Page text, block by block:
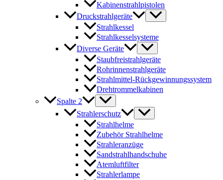
Kabinenstrahlpistolen
Druckstrahlgeräte
Strahlkessel
Strahlkesselsysteme
Diverse Geräte
Staubfreistrahlgeräte
Rohrinnenstrahlgeräte
Strahlmittel-Rückgewinnungssystem
Drehtrommelkabinen
Spalte 2
Strahlerschutz
Strahlhelme
Zubehör Strahlhelme
Strahleranzüge
Sandstrahlhandschuhe
Atemluftfilter
Strahlerlampe